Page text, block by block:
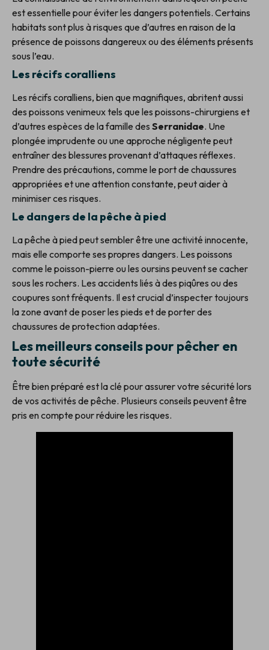
est essentielle pour éviter les dangers potentiels. Certains
habitats sont plus à risques que d’autres en raison de la
présence de poissons dangereux ou des éléments présents
sous l’eau.
Les récifs coralliens
Les récifs coralliens, bien que magnifiques, abritent aussi
des poissons venimeux tels que les poissons-chirurgiens et
d’autres espèces de la famille des Serranidae. Une
plongée imprudente ou une approche négligente peut
entraîner des blessures provenant d’attaques réflexes.
Prendre des précautions, comme le port de chaussures
appropriées et une attention constante, peut aider à
minimiser ces risques.
Le dangers de la pêche à pied
La pêche à pied peut sembler être une activité innocente,
mais elle comporte ses propres dangers. Les poissons
comme le poisson-pierre ou les oursins peuvent se cacher
sous les rochers. Les accidents liés à des piqûres ou des
coupures sont fréquents. Il est crucial d’inspecter toujours
la zone avant de poser les pieds et de porter des
chaussures de protection adaptées.
Les meilleurs conseils pour pêcher en
toute sécurité
Être bien préparé est la clé pour assurer votre sécurité lors
de vos activités de pêche. Plusieurs conseils peuvent être
pris en compte pour réduire les risques.